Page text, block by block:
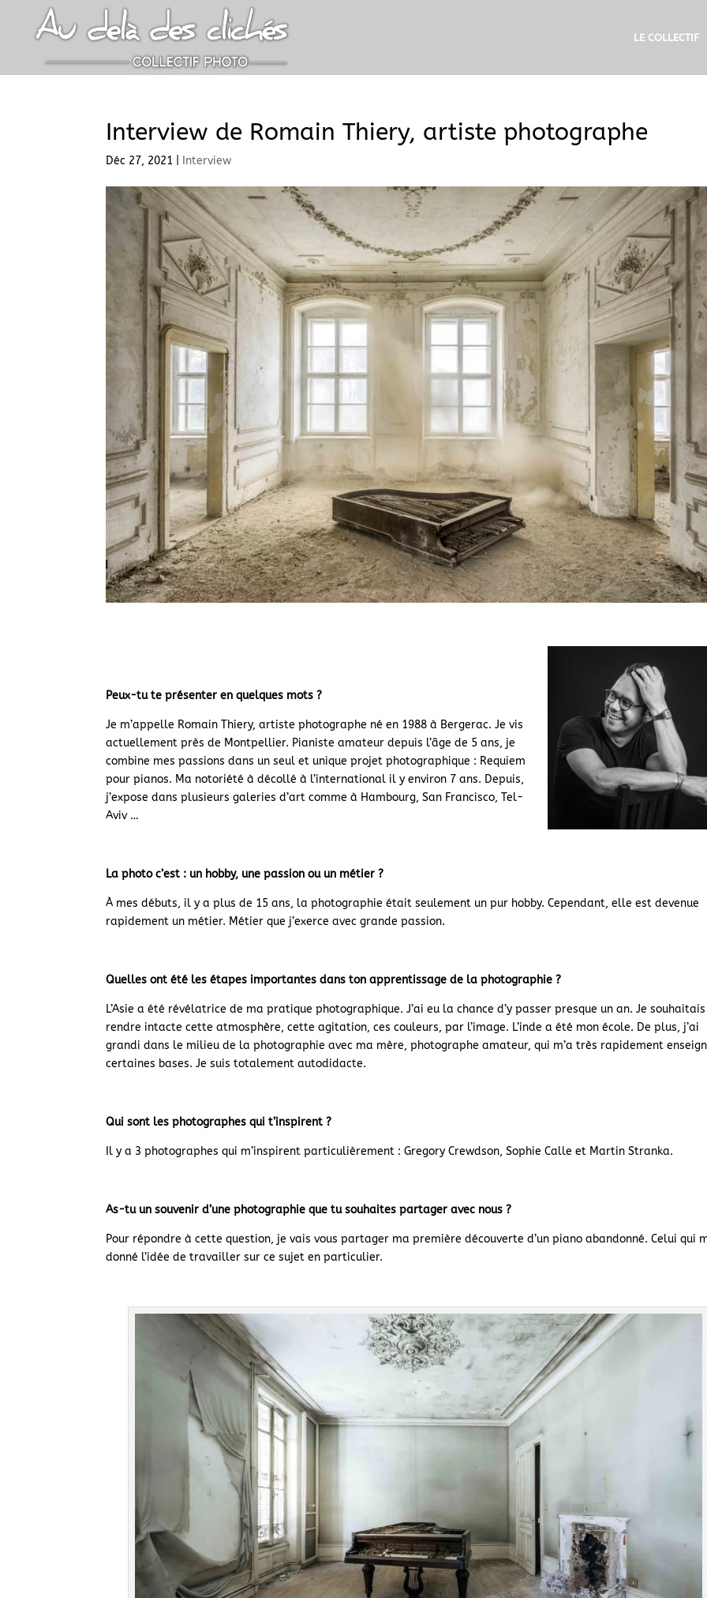
LE COLLECTIF
Interview de Romain Thiery, artiste photographe
Déc 27, 2021 Interview
Peux-tu te présenter en quelques mots ?
Je m’appelle Romain Thiery, artiste photographe né en 1988 à Bergerac. Je vis
actuellement près de Montpellier. Pianiste amateur depuis l’âge de 5 ans, je
combine mes passions dans un seul et unique projet photographique : Requiem
pour pianos. Ma notoriété à décollé à l’international il y environ 7 ans. Depuis,
j’expose dans plusieurs galeries d’art comme à Hambourg, San Francisco, Tel-
Aviv …
La photo c’est : un hobby, une passion ou un métier ?
À mes débuts, il y a plus de 15 ans, la photographie était seulement un pur hobby. Cependant, elle est devenue
rapidement un métier. Métier que j’exerce avec grande passion.
Quelles ont été les étapes importantes dans ton apprentissage de la photographie ?
L’Asie a été révélatrice de ma pratique photographique. J’ai eu la chance d’y passer presque un an. Je souhaitais
rendre intacte cette atmosphère, cette agitation, ces couleurs, par l’image. L’inde a été mon école. De plus, j’ai
grandi dans le milieu de la photographie avec ma mère, photographe amateur, qui m’a très rapidement
certaines bases. Je suis totalement autodidacte.
Qui sont les photographes qui t’inspirent ?
Il y a 3 photographes qui m’inspirent particulièrement : Gregory Crewdson, Sophie Calle et Martin Stranka.
As-tu un souvenir d’une photographie que tu souhaites partager avec nous ?
Pour répondre à cette question, je vais vous partager ma première découverte d’un piano abandonné. Celui qui
donné l’idée de travailler sur ce sujet en particulier.